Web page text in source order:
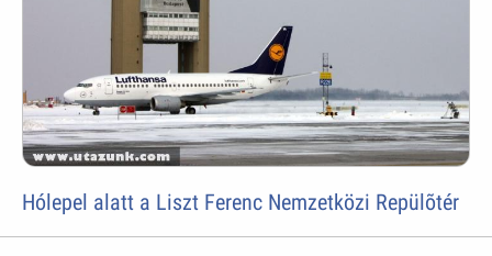
Hólepel alatt a Liszt Ferenc Nemzetközi Repülõtér